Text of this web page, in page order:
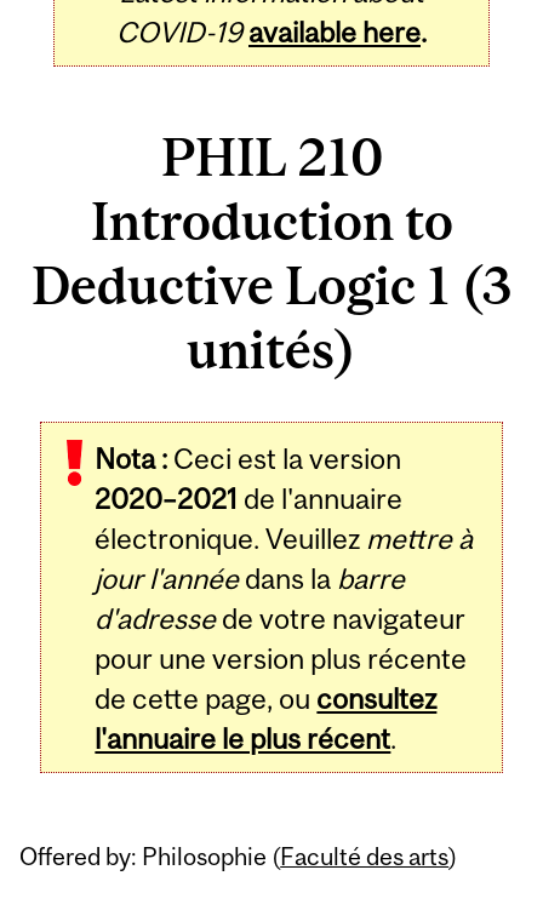
COVID-19 available here.
PHIL 210
Introduction to
Deductive Logic 1 (3
unités)
Nota : Ceci est la version
2020–2021 de l'annuaire
électronique. Veuillez mettre à
jour l'annéedans la barre
d'adressede votre navigateur
pour une version plus récente
de cette page, ou consultez
l'annuaire le plus récent.
Offered by: Philosophie (Faculté des arts)
Related
Content